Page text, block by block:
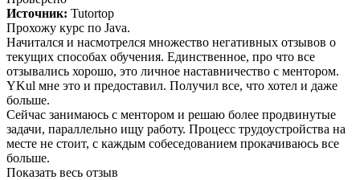
Источник: Tutortop
Прохожу курс по Java.
Начитался и насмотрелся множество негативных отзывов о
текущих способах обучения. Единственное, про что все
отзывались хорошо, это личное наставничество с ментором.
YKul мне это и предоставил. Получил все, что хотел и даже
больше.
Сейчас занимаюсь с ментором и решаю более продвинутые
задачи, параллельно ищу работу. Процесс трудоустройства на
месте не стоит, с каждым собеседованием прокачиваюсь все
больше.
Показать весь отзыв